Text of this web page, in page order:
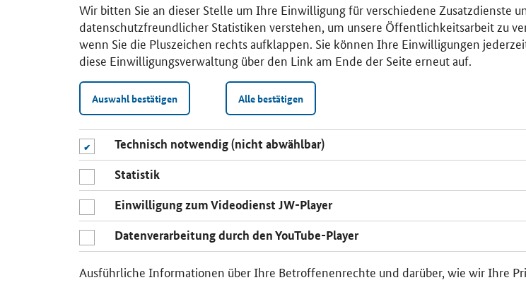
Wir bitten Sie an dieser Stelle um Ihre Einwilligung für verschiedene Zusatzdienste
datenschutzfreundlicher Statistiken verstehen, um unsere Öffentlichkeitsarbeit zu
wenn Sie die Pluszeichen rechts aufklappen. Sie können Ihre Einwilligungen
diese Einwilligungsverwaltung über den Link am Ende der Seite erneut auf.
Auswahl bestätigen Alle bestätigen
Technisch notwendig (nicht abwählbar)
Statistik
Einwilligung zum Videodienst JW-Player
Datenverarbeitung durch den YouTube-Player
Ausführliche Informationen über Ihre Betroffenenrechte und darüber, wie wir Ihre